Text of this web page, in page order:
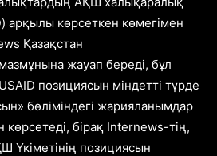
арқылы көрсеткен көмегімен
Қазақстан
жауап береді, бұл
позициясын міндетті түрде
бөліміндегі жарияланымдар
бірақ Internews-тің,
Үкіметінің позициясын